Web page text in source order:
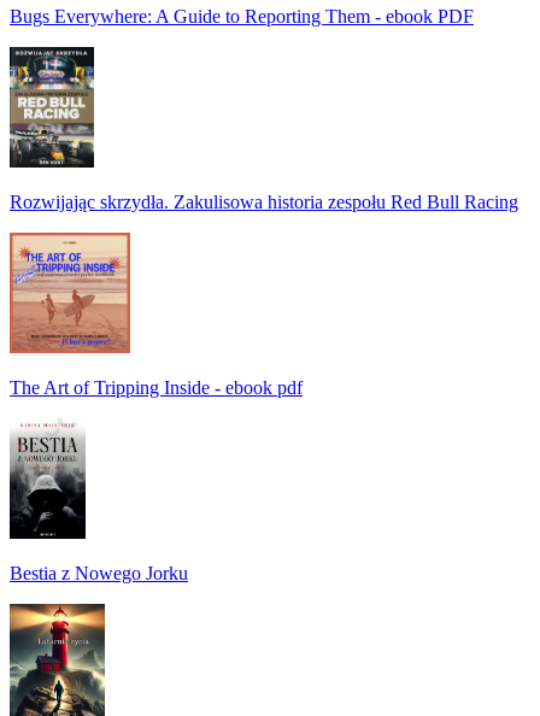
Bugs Everywhere: A Guide to Reporting Them - ebook PDF
Rozwijając skrzydła. Zakulisowa historia zespołu Red Bull Racing
The Art of Tripping Inside - ebook pdf
Bestia z Nowego Jorku